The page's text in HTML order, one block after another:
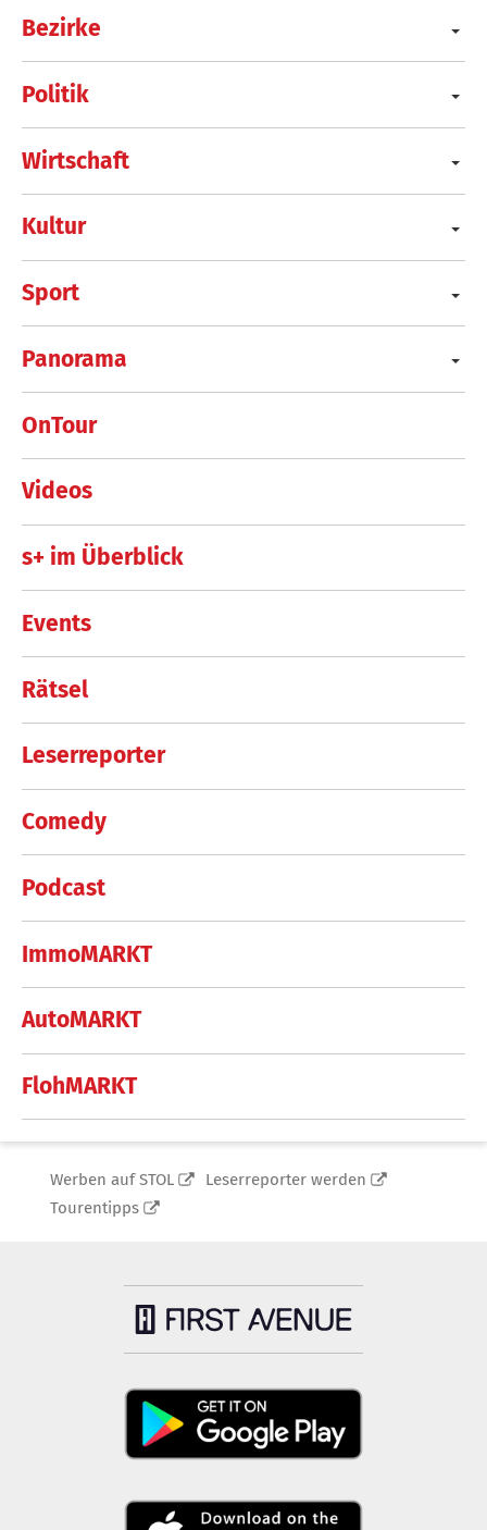
Bezirke
Politik
Wirtschaft
Kultur
Sport
Panorama
OnTour
Videos
s+ im Überblick
Events
Rätsel
Leserreporter
Comedy
Podcast
ImmoMARKT
AutoMARKT
FlohMARKT
Werben auf STOL
Leserreporter werden
Tourentipps